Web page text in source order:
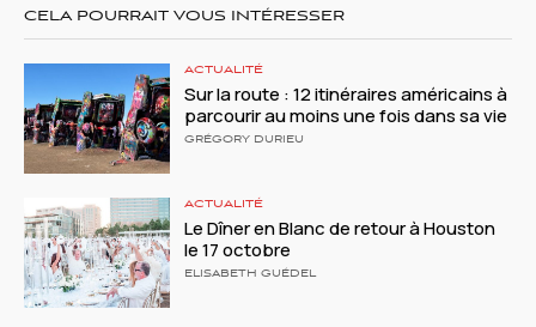
CELA POURRAIT VOUS INTÉRESSER
ACTUALITÉ
Sur la route : 12 itinéraires américains à
parcourir au moins une fois dans sa vie
GRÉGORY DURIEU
ACTUALITÉ
Le Dîner en Blanc de retour à Houston
le 17 octobre
ELISABETH GUÉDEL